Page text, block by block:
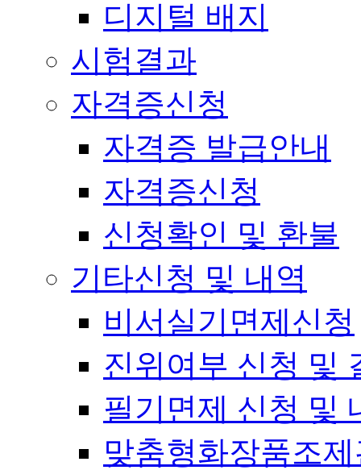
디지털 배지
시험결과
자격증신청
자격증 발급안내
자격증신청
신청확인 및 환불
기타신청 및 내역
비서실기면제신청
진위여부 신청 및
필기면제 신청 및
맞춤형화장품조